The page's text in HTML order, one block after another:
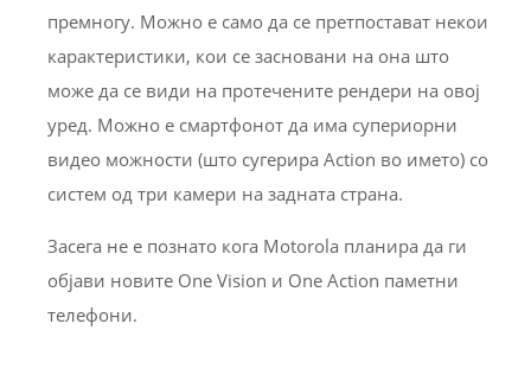
премногу. Можно е само да се претпостават некои
карактеристики, кои се засновани на она што
може да се види на протечените рендери на овој
уред. Можно е смартфонот да има супериорни
видео можности (што сугерира Action во името) со
систем од три камери на задната страна.
Засега не е познато кога Motorola планира да ги
објави новите One Vision и One Action паметни
телефони.